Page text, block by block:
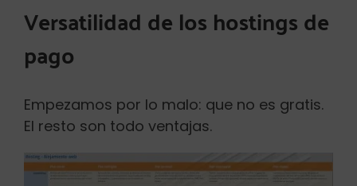
Versatilidad de los hostings de
pago
Empezamos por lo malo: que no es gratis.
El resto son todo ventajas.